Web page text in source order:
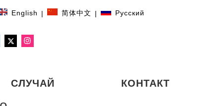
English | 简体中文 | Pусский
СЛУЧАЙ КОНТАКТ